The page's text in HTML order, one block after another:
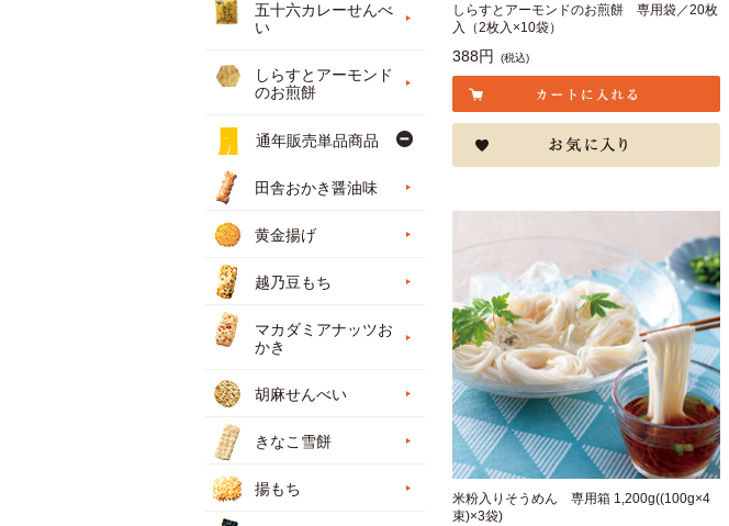
しらすとアーモンドのお煎餅 専用袋／20枚
入（2枚入×10袋）
388円 (税込)
米粉入りそうめん 専用箱 1,200g((100g×4
束)×3袋)
五十六カレーせんべ
い
しらすとアーモンド
のお煎餅
通年販売単品商品
田舎おかき醤油味
黄金揚げ
越乃豆もち
マカダミアナッツお
かき
胡麻せんべい
きなこ雪餅
揚もち